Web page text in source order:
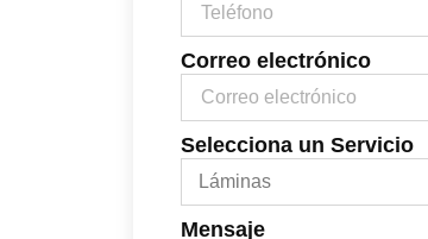
Correo electrónico
Selecciona un Servicio
Mensaje